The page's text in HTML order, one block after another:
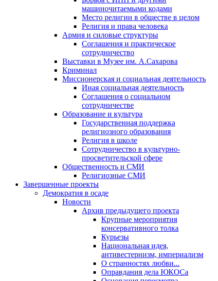
машиночитаемыми кодами
Место религии в обществе в целом
Религия и права человека
Армия и силовые структуры
Соглашения и практическое
сотрудничество
Выставки в Музее им. А.Сахарова
Криминал
Миссионерская и социальная деятельность
Иная социальная деятельность
Соглашения о социальном
сотрудничестве
Образование и культура
Государственная поддержка
религиозного образования
Религия в школе
Сотрудничество в культурно-
просветительской сфере
Общественность и СМИ
Религиозные СМИ
Завершенные проекты
Демократия в осаде
Новости
Архив предыдущего проекта
Крупные мероприятия
консервативного толка
Курьезы
Национальная идея,
антивестернизм, империализм
О странностях любви...
Оправдания дела ЮКОСа